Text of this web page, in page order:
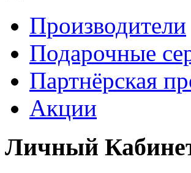
Производители
Подарочные
Партнёрская
Акции
Личный